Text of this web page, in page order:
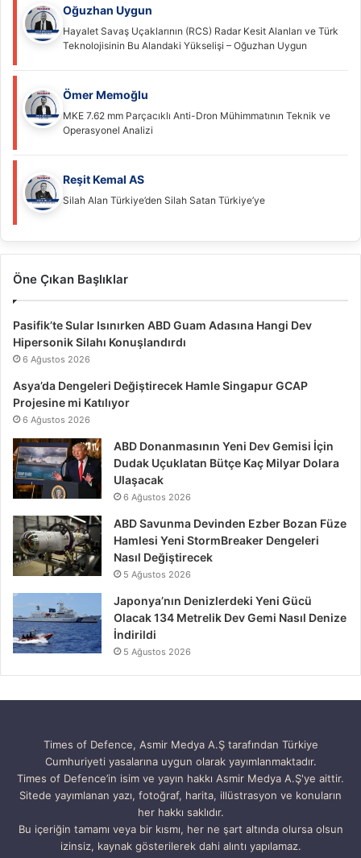
Oğuzhan Uygun
Hayalet Savaş Uçaklarının (RCS) Radar Kesit Alanları ve Türk
Teknolojisinin Bu Alandaki Yükselişi – Oğuzhan Uygun
Ömer Memoğlu
MKE 7.62 mm Parçacıklı Anti-Dron Mühimmatının Teknik ve
Operasyonel Analizi
Reşit Kemal AS
Silah Alan Türkiye’den Silah Satan Türkiye’ye
Öne Çıkan Başlıklar
Pasifik’te Sular Isınırken ABD Guam Adasına Hangi Dev
Hipersonik Silahı Konuşlandırdı
6 Ağustos 2026
Asya’da Dengeleri Değiştirecek Hamle Singapur GCAP
Projesine mi Katılıyor
6 Ağustos 2026
ABD Donanmasının Yeni Dev Gemisi İçin
Dudak Uçuklatan Bütçe Kaç Milyar Dolara
Ulaşacak
6 Ağustos 2026
ABD Savunma Devinden Ezber Bozan Füze
Hamlesi Yeni StormBreaker Dengeleri
Nasıl Değiştirecek
5 Ağustos 2026
Japonya’nın Denizlerdeki Yeni Gücü
Olacak 134 Metrelik Dev Gemi Nasıl Denize
İndirildi
5 Ağustos 2026
Times of Defence, Asmir Medya A.Ş tarafından Türkiye
Cumhuriyeti yasalarına uygun olarak yayımlanmaktadır.
Times of Defence’in isim ve yayın hakkı Asmir Medya A.Ş'ye aittir.
Sitede yayımlanan yazı, fotoğraf, harita, illüstrasyon ve konuların
her hakkı saklıdır.
Bu içeriğin tamamı veya bir kısmı, her ne şart altında olursa olsun
izinsiz, kaynak gösterilerek dahi alıntı yapılamaz.